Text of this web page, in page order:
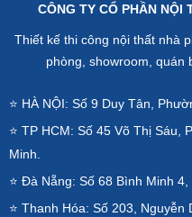
CÔNG TY CỔ PHẦN NỘI
Thiết kế thi công nội thất nhà
phòng, showroom, quán
⭐ HÀ NỘI: Số 9 Duy Tân,
⭐ TP HCM: Số 45 Võ Thị
Minh.
⭐ Đà Nẵng: Số 68 Bình Minh
⭐ Thanh Hóa: Số 203,